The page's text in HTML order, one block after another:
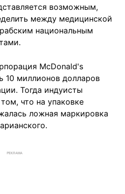
возможным,
между медицинской
национальным
McDonald's
10 миллионов долларов
Тогда индуисты
что на упаковке
ложная маркировка
РЕКЛАМА